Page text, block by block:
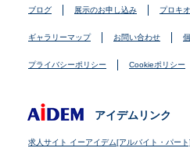
ブログ 展示のお申し込み プロキ
ギャラリーマップ お問い合わせ
プライバシーポリシー Cookieポリシー
アイデムリンク
求人サイト イーアイデム[アルバイト・パート]